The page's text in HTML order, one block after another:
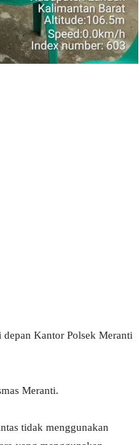
depan Kantor Polsek Meranti
Meranti.
tidak menggunakan